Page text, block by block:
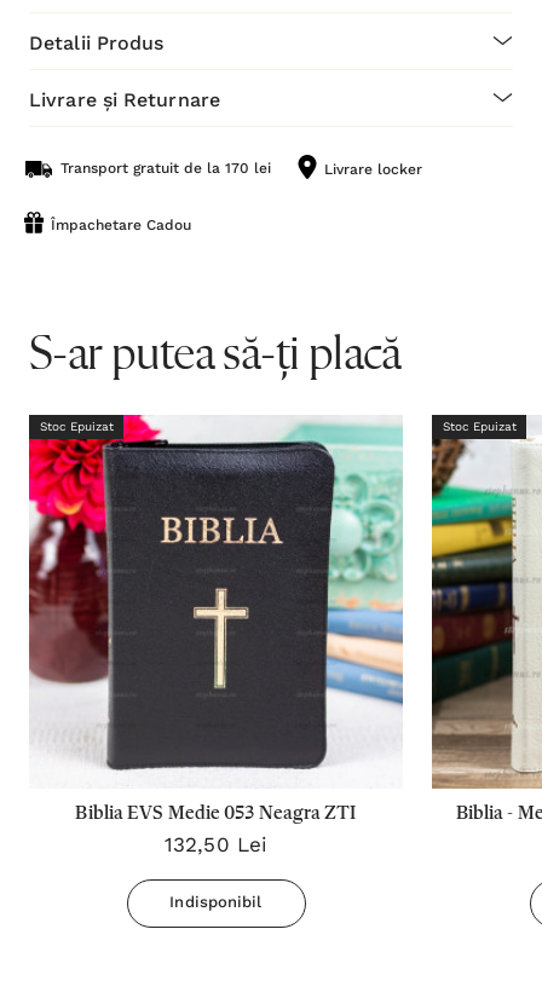
Detalii Produs
Livrare și Returnare
Transport gratuit de la 170 lei Livrare locker
Împachetare Cadou
S-ar putea să-ți placă
Stoc Epuizat
Biblia EVS Medie 053 Neagra ZTI
132,50 Lei
Indisponibil
Stoc Epuizat
Biblia -